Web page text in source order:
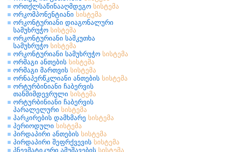
ორთქლსაწინააღმდეგო სისტემა
ორკომპონენტიანი სისტემა
ორკონტურიანი დიაგონალური
სამუხრუჭო სისტემა
ორკონტურიანი სამკუთხა
სამუხრუჭო სისტემა
ორკონტურიანი სამუხრუჭო სისტემა
ორმაგი ანთების სისტემა
ორმაგი მართვის სისტემა
ორნაპერწკლიანი ანთების სისტემა
ორტურბინიანი ჩაბერვის
თანმიმდევრული სისტემა
ორტურბინიანი ჩაბერვის
პარალელური სისტემა
პარკირების დამხმარე სისტემა
პერიოდული სისტემა
პირდაპირი ანთების სისტემა
პირდაპირი შეფრქვევის სისტემა
პნევმატიკური ამუშავების სისტემა